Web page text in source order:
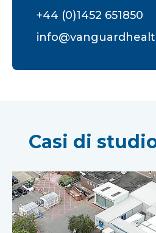
+44 (0)1452 651850
Casi di